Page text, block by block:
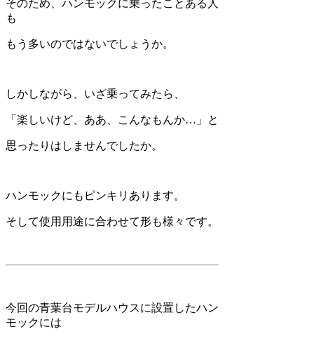
そのため、ハンモックに乗ったことある人
も
もう多いのではないでしょうか。
しかしながら、いざ乗ってみたら、
「楽しいけど、ああ、こんなもんか…」と
思ったりはしませんでしたか。
ハンモックにもピンキリあります。
そして使用用途に合わせて形も様々です。
今回の青葉台モデルハウスに設置したハン
モックには